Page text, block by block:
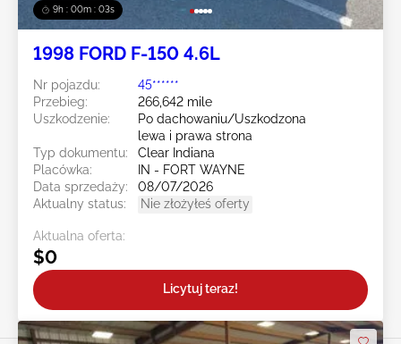
9h : 00m : 01s
1998 FORD F-150 4.6L
Nr pojazdu:
45******
Przebieg:
266,642 mile
Uszkodzenie:
Po dachowaniu/Uszkodzona
lewa i prawa strona
Typ dokumentu:
Clear Indiana
Placówka:
IN - FORT WAYNE
Data sprzedaży:
08/07/2026
Aktualny status:
Nie złożyłeś oferty
Aktualna oferta:
$0
Licytuj teraz!